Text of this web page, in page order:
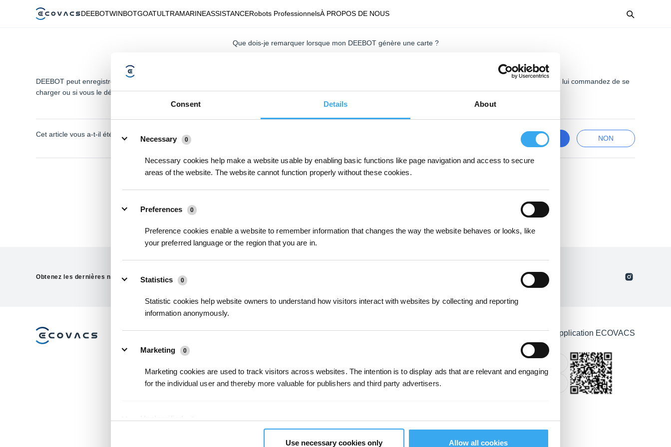
Consent Details About
Necessary
0
Necessary cookies help make a website usable by enabling basic functions like page navigation and access to secure
areas of the website. The website cannot function properly without these cookies.
Preferences 0
Preference cookies enable a website to remember information that changes the way the website behaves or looks, like
your preferred language or the region that you are in.
Statistics 0
Statistic cookies help website owners to understand how visitors interact with websites by collecting and reporting
information anonymously.
Marketing 0
Marketing cookies are used to track visitors across websites. The intention is to display ads that are relevant and engaging
for the individual user and thereby more valuable for publishers and third party advertisers.
0
Use necessary cookies only Allow all cookies
DEEBOTWINBOTGOATULTRAMARINEASSISTANCERobots ProfessionnelsÀ PROPOS DE NOUS
Que dois-je remarquer lorsque mon DEEBOT génère une carte ?
DEEBOT peut enregistrer la carte lorsqu'il termine un cycle de nettoyage et revenir automatiquement à la station de charge. DEEBOT n'enregistre pas la carte si vous lui commandez de se
charger ou si vous le déplacez manuellement vers d'autres zones à nettoyer lorsqu'il est dans son premier nettoyage.
Cet article vous a-t-il été utile ?
OUI NON
Obtenez les dernières nouvelles d'ECOVACS
PRODUIT
WINBOT
INNOVATION
OZMO
SMART NAVI
ASSISTANCE
CONDITIONS DE
GARANTIE
FEEDBACK
À PROPOS DE
À PROPOS DE NOUS
SALLE DE PRESSE
Télécharger l'application ECOVACS